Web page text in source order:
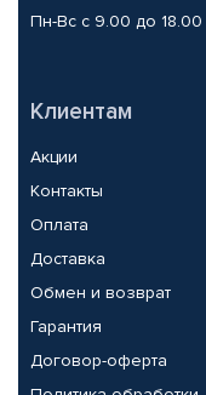
Пн-Вс с 9.00 до 18.00
Клиентам
Акции
Контакты
Оплата
Доставка
Обмен и возврат
Гарантия
Договор-оферта